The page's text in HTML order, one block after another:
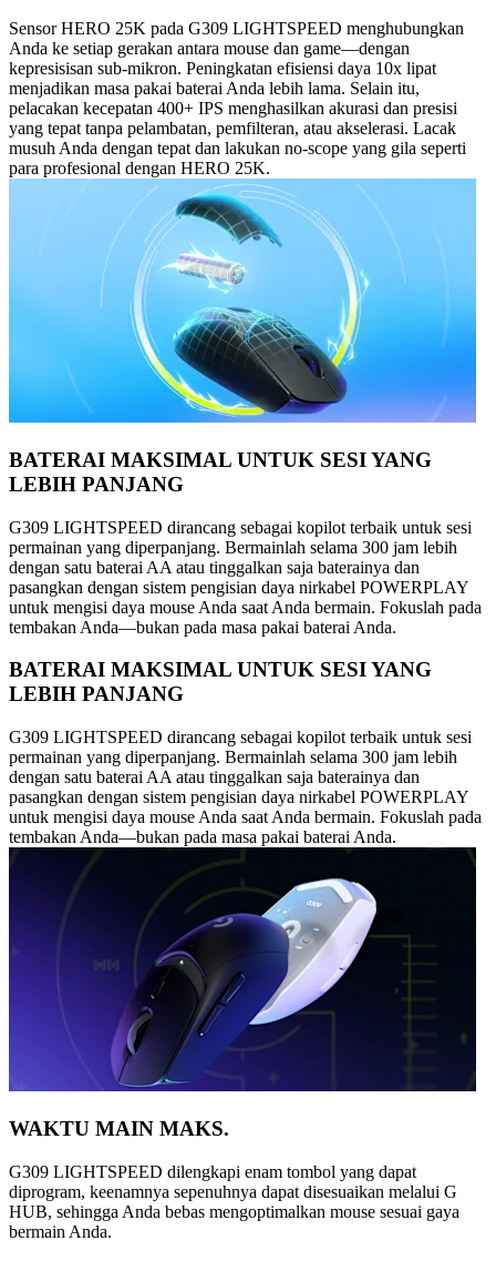
Sensor HERO 25K pada G309 LIGHTSPEED menghubungkan
Anda ke setiap gerakan antara mouse dan game—dengan
kepresisisan sub-mikron. Peningkatan efisiensi daya 10x lipat
menjadikan masa pakai baterai Anda lebih lama. Selain itu,
pelacakan kecepatan 400+ IPS menghasilkan akurasi dan presisi
yang tepat tanpa pelambatan, pemfilteran, atau akselerasi. Lacak
musuh Anda dengan tepat dan lakukan no-scope yang gila seperti
para profesional dengan HERO 25K.
BATERAI MAKSIMAL UNTUK SESI YANG
LEBIH PANJANG
G309 LIGHTSPEED dirancang sebagai kopilot terbaik untuk sesi
permainan yang diperpanjang. Bermainlah selama 300 jam lebih
dengan satu baterai AA atau tinggalkan saja baterainya dan
pasangkan dengan sistem pengisian daya nirkabel POWERPLAY
untuk mengisi daya mouse Anda saat Anda bermain. Fokuslah pada
tembakan Anda—bukan pada masa pakai baterai Anda.
BATERAI MAKSIMAL UNTUK SESI YANG
LEBIH PANJANG
G309 LIGHTSPEED dirancang sebagai kopilot terbaik untuk sesi
permainan yang diperpanjang. Bermainlah selama 300 jam lebih
dengan satu baterai AA atau tinggalkan saja baterainya dan
pasangkan dengan sistem pengisian daya nirkabel POWERPLAY
untuk mengisi daya mouse Anda saat Anda bermain. Fokuslah pada
tembakan Anda—bukan pada masa pakai baterai Anda.
WAKTU MAIN MAKS.
G309 LIGHTSPEED dilengkapi enam tombol yang dapat
diprogram, keenamnya sepenuhnya dapat disesuaikan melalui G
HUB, sehingga Anda bebas mengoptimalkan mouse sesuai gaya
bermain Anda.